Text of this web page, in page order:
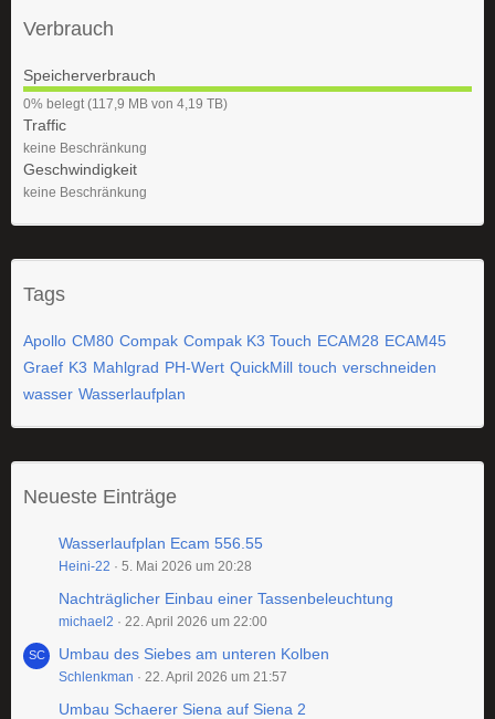
Verbrauch
Speicherverbrauch
0
%
0% belegt (117,9 MB von 4,19 TB)
Traffic
keine Beschränkung
Geschwindigkeit
keine Beschränkung
Tags
Apollo CM80 Compak Compak K3 Touch ECAM28 ECAM45
Graef K3 Mahlgrad PH-Wert QuickMill touch verschneiden
wasser Wasserlaufplan
Neueste Einträge
Wasserlaufplan Ecam 556.55
Heini-22 5. Mai 2026 um 20:28
Nachträglicher Einbau einer Tassenbeleuchtung
michael2 22. April 2026 um 22:00
Umbau des Siebes am unteren Kolben
Schlenkman 22. April 2026 um 21:57
Umbau Schaerer Siena auf Siena 2